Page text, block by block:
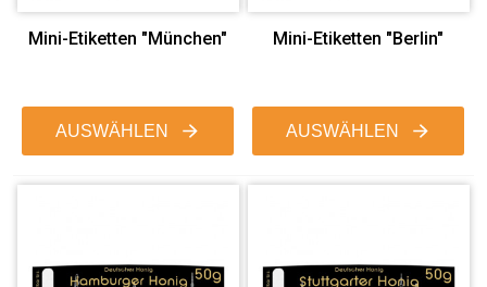
Mini-Etiketten "München"
AUSWÄHLEN
Mini-Etiketten "Berlin"
AUSWÄHLEN